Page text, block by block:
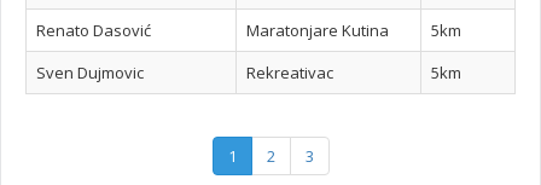
Renato Dasović
Maratonjare Kutina
5km
Sven Dujmovic
Rekreativac 5km
1 2 3